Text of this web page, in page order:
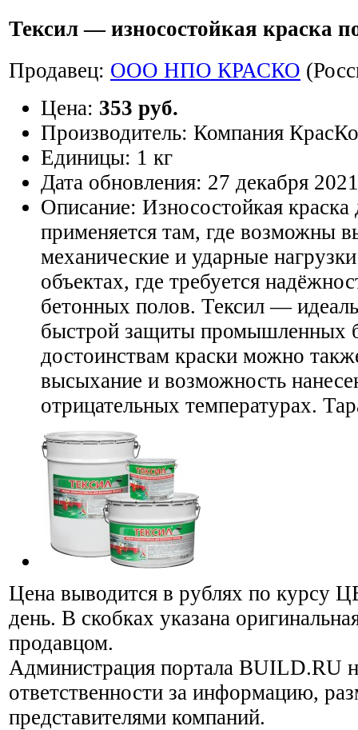
Тексил — износостойкая краска
Продавец: ООО НПО КРАСКО
Цена: 353 руб.
Производитель: Компания КрасКо
Единицы: 1 кг
Дата обновления: 27 декабря 2021
Описание: Износостойкая краска
применяется там, где возможны
механические и ударные
объектах, где требуется
бетонных полов. Тексил —
быстрой защиты промышленных
достоинствам краски можно
высыхание и возможность
отрицательных температурах.
Цена выводится в рублях по курсу
день. В скобках указана
продавцом.
Администрация портала BUILD.RU
ответственности за информацию,
представителями компаний.